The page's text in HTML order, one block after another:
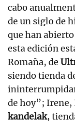
cabo
de un siglo de
que han
esta edición
Romaña, de
siendo tienda
de hoy”;
kandelak,